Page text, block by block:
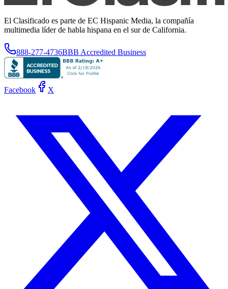
El Clasificado es parte de EC Hispanic Media, la compañía
multimedia líder de habla hispana en el sur de California.
888-277-4736BBB Accredited Business
Facebook X